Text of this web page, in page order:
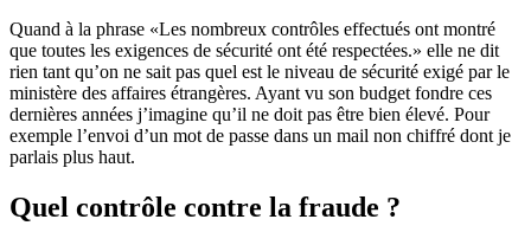
Quand à la phrase «Les nombreux contrôles effectués ont montré
que toutes les exigences de sécurité ont été respectées.» elle ne dit
rien tant qu’on ne sait pas quel est le niveau de sécurité exigé par le
ministère des affaires étrangères. Ayant vu son budget fondre ces
dernières années j’imagine qu’il ne doit pas être bien élevé. Pour
exemple l’envoi d’un mot de passe dans un mail non chiffré dont je
parlais plus haut.
Quel contrôle contre la fraude ?